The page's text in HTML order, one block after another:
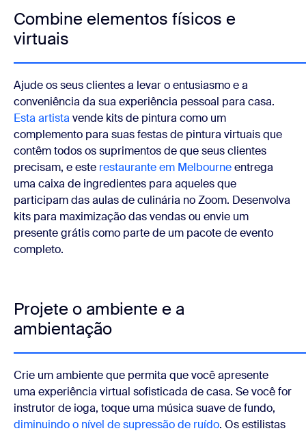
Combine elementos físicos e
virtuais
Ajude os seus clientes a levar o entusiasmo e a
conveniência da sua experiência pessoal para casa.
Esta artista vende kits de pintura como um
complemento para suas festas de pintura virtuais que
contêm todos os suprimentos de que seus clientes
precisam, e este restaurante em Melbourneentrega
uma caixa de ingredientes para aqueles que
participam das aulas de culinária no Zoom. Desenvolva
kits para maximização das vendas ou envie um
presente grátis como parte de um pacote de evento
completo.
Projete o ambiente e a
ambientação
Crie um ambiente que permita que você apresente
uma experiência virtual sofisticada de casa. Se você for
instrutor de ioga, toque uma música suave de fundo,
diminuindo o nível de supressão de ruído. Os estilistas